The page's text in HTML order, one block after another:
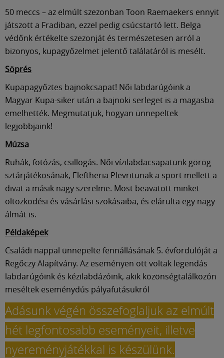
50 meccs – az elmúlt szezonban Toon Raemaekers ennyit
játszott a Fradiban, ezzel pedig csúcstartó lett. Belga
védőnk értékelte szezonját és természetesen arról a
bizonyos, kupagyőzelmet jelentő találatáról is mesélt.
Söprés
Kupapagyőztes bajnokcsapat! Női labdarúgóink a
Magyar Kupa-siker után a bajnoki serleget is a magasba
emelhették. Megmutatjuk, hogyan ünnepeltek
legjobbjaink!
Múzsa
Ruhák, fotózás, csillogás. Női vízilabdacsapatunk görög
sztárjátékosának, Eleftheria Plevritunak a sport mellett a
divat a másik nagy szerelme. Most beavatott minket
öltözködési és vásárlási szokásaiba, és elárulta egy nagy
álmát is.
Példaképek
Családi nappal ünnepelte fennállásának 5. évfordulóját a
Regőczy Alapítvány. Az eseményen ott voltak legendás
labdarúgóink és kézilabdázóink, akik közönségtalálkozón
meséltek eseménydús pályafutásukról
Adásunk végén összefoglaljuk az elmúlt
hét legfontosabb eseményeit, illetve
nyereményjátékkal is készülünk.
Múzeum
English